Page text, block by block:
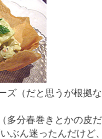
ズ（だと思うが根拠
多分春巻きとかの皮
ぶん迷ったんだけど